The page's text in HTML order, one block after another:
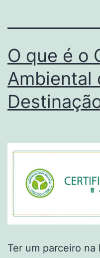
O que é o
Ambiental
Ter um parceiro